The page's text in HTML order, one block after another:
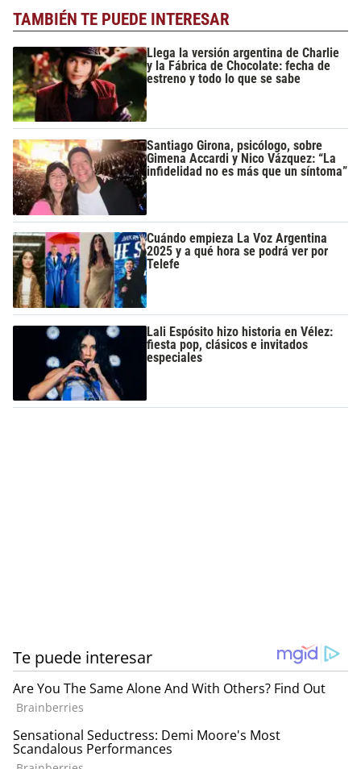
TAMBIÉN TE PUEDE INTERESAR
Llega la versión argentina de Charlie
y la Fábrica de Chocolate: fecha de
estreno y todo lo que se sabe
Santiago Girona, psicólogo, sobre
Gimena Accardi y Nico Vázquez: “La
infidelidad no es más que un síntoma”
Cuándo empieza La Voz Argentina
2025 y a qué hora se podrá ver por
Telefe
Lali Espósito hizo historia en Vélez:
fiesta pop, clásicos e invitados
especiales